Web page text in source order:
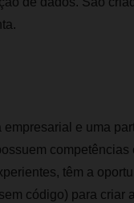
e uma
competências
têm a
código) para criar